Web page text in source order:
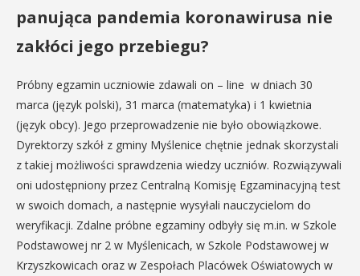
panująca pandemia koronawirusa nie
zakłóci jego przebiegu?
Próbny egzamin uczniowie zdawali on – line w dniach 30
marca (język polski), 31 marca (matematyka) i 1 kwietnia
(język obcy). Jego przeprowadzenie nie było obowiązkowe.
Dyrektorzy szkół z gminy Myślenice chętnie jednak skorzystali
z takiej możliwości sprawdzenia wiedzy uczniów. Rozwiązywali
oni udostępniony przez Centralną Komisję Egzaminacyjną test
w swoich domach, a następnie wysyłali nauczycielom do
weryfikacji. Zdalne próbne egzaminy odbyły się m.in. w Szkole
Podstawowej nr 2 w Myślenicach, w Szkole Podstawowej w
Krzyszkowicach oraz w Zespołach Placówek Oświatowych w